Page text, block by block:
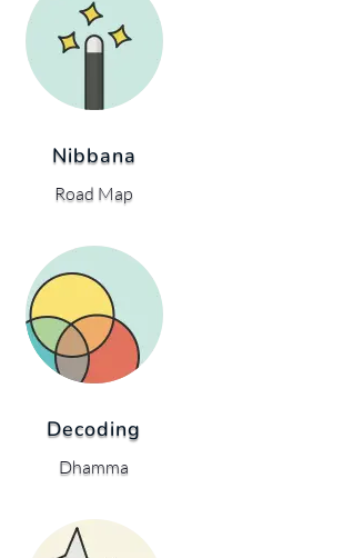
Nibbana
Road Map
Decoding
Dhamma